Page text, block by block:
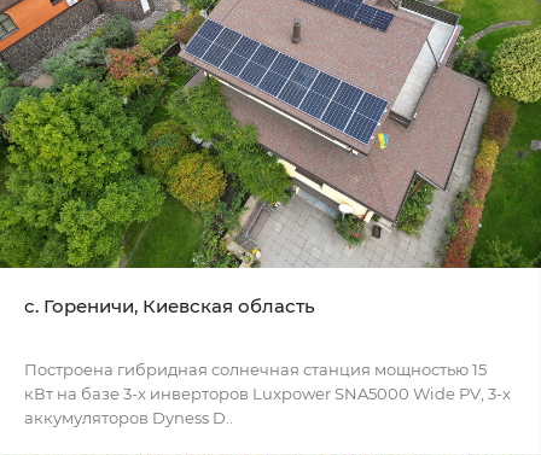
c. Гореничи, Киевская область
Построена гибридная солнечная станция мощностью 15
кВт на базе 3-х инверторов Luxpower SNA5000 Wide PV, 3-х
аккумуляторов Dyness D..